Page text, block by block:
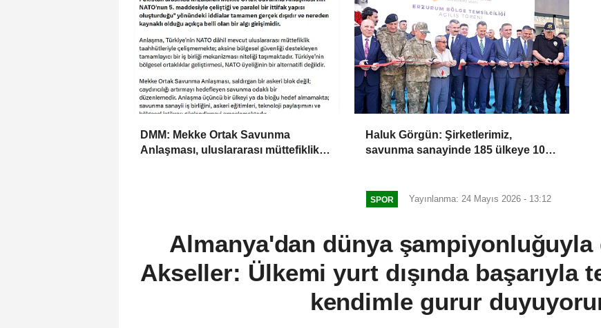
DMM: Mekke Ortak Savunma
Anlaşması, uluslararası müttefiklik
Haluk Görgün: Şirketlerimiz,
savunma sanayinde 185 ülkeye 10
SPOR Yayınlanma: 24 Mayıs 2026 - 13:12
Almanya'dan dünya şampiyonluğuyla
Akseller: Ülkemi yurt dışında başarıyla
kendimle gurur